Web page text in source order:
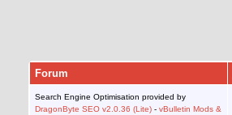
Forum
Search Engine Optimisation provided by
DragonByte SEO v2.0.36 (Lite) - vBulletin Mods &